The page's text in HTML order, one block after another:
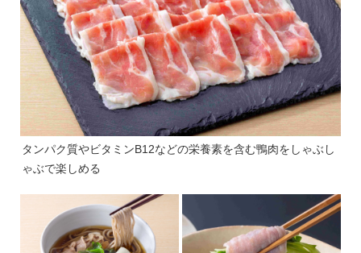
タンパク質やビタミンB12などの栄養素を含む鴨肉をしゃぶし
ゃぶで楽しめる